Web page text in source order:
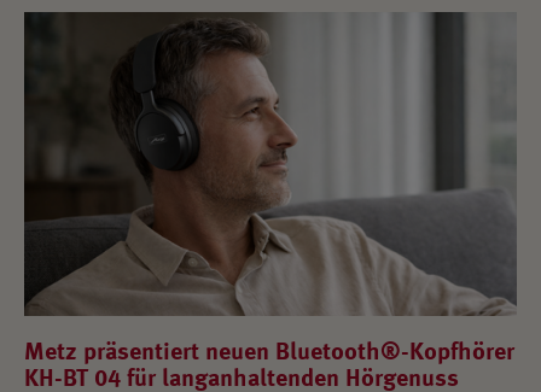
Metz präsentiert neuen Bluetooth®-Kopfhörer
KH-BT 04 für langanhaltenden Hörgenuss